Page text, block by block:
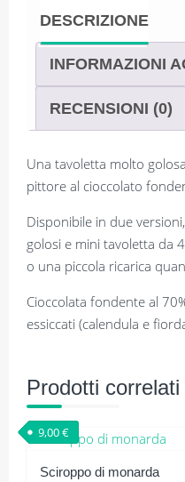
DESCRIZIONE
INFORMAZIONI
RECENSIONI (0)
Una tavoletta molto
pittore al cioccolato
Disponibile in due
golosi e mini tavoletta da
o una piccola ricarica
Cioccolata fondente al
essiccati (calendula e
Prodotti correlati
Sciroppo di monarda
9,00€